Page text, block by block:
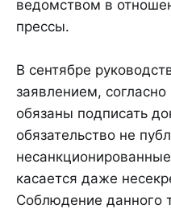
ведомством в
прессы.
В сентябре
заявлением,
обязаны подписать
обязательство не
касается даже
Соблюдение данного